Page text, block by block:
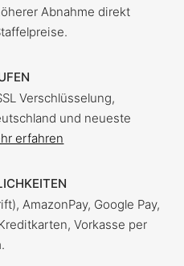
Abnahme direkt
Verschlüsselung,
und neueste
erfahren
AmazonPay, Google Pay,
Vorkasse per